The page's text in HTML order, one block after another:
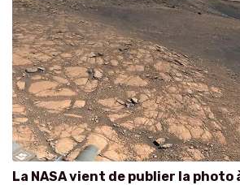
La NASA vient de publier la photo